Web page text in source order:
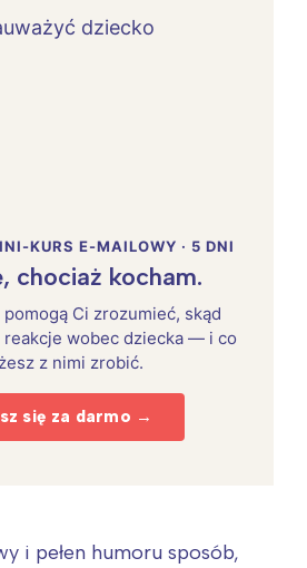
KURS E-MAILOWY · 5 DNI
chociaż kocham.
Ci zrozumieć, skąd
reakcje wobec dziecka — i co
z nimi zrobić.
się za darmo →
i pełen humoru sposób,